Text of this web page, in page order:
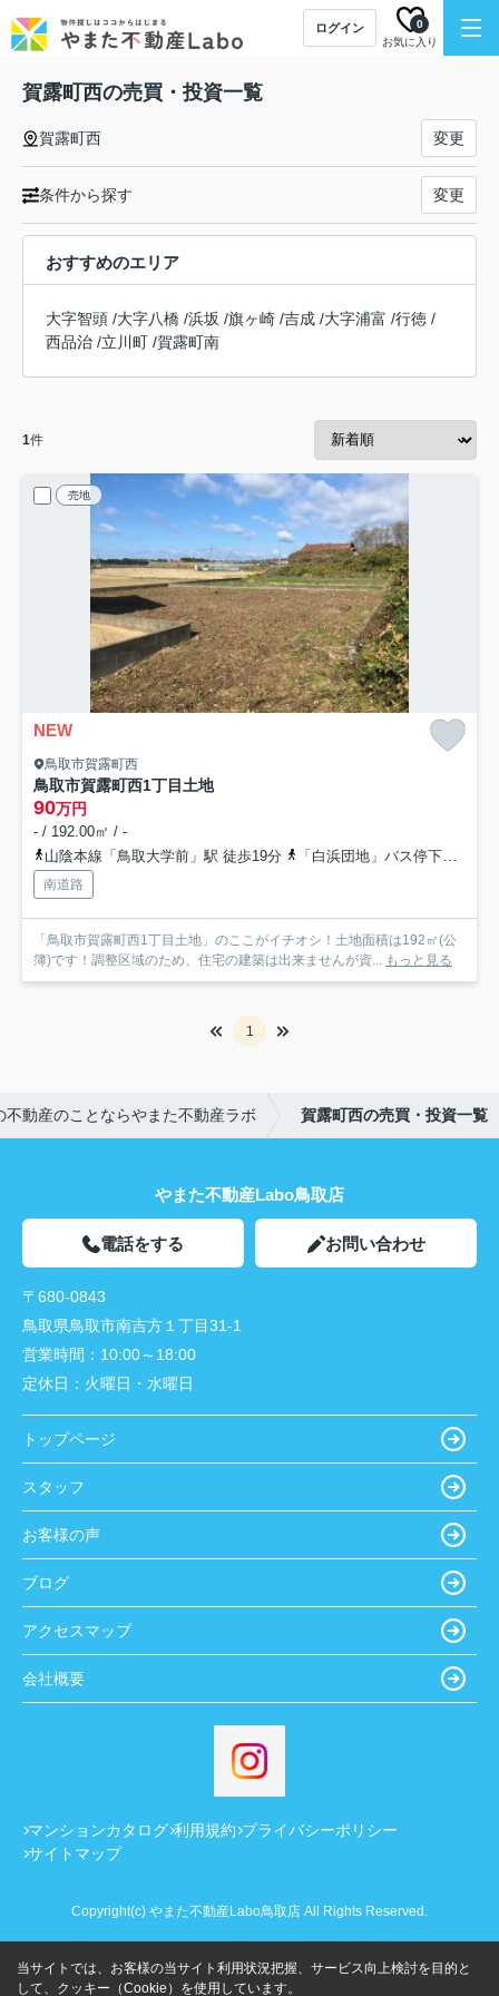
ログイン
お気に入り
0
賀露町西の売買・投資一覧
賀露町西 変更
条件から探す 変更
おすすめのエリア
大字智頭 /大字八橋 /浜坂 /旗ヶ崎 /吉成 /大字浦富 /行徳 /
西品治 /立川町 /賀露町南
1件
売地
NEW
鳥取市賀露町西
鳥取市賀露町西1丁目土地
90万円
- / 192.00㎡ / -
山陰本線「鳥取大学前」駅 徒歩19分
「白浜団地」バス停下車 徒歩3分
南道路
「鳥取市賀露町西1丁目土地」のここがイチオシ！土地面積は192㎡(公
簿)です！調整区域のため、住宅の建築は出来ませんが資... もっと見る
1
不動産のことならやまた不動産ラボ 賀露町西の売買・投資一覧
やまた不動産Labo鳥取店
電話をする お問い合わせ
〒680-0843
鳥取県鳥取市南吉方１丁目31-1
営業時間： 10:00～18:00
定休日： 火曜日・水曜日
トップページ
スタッフ
お客様の声
ブログ
アクセスマップ
会社概要
マンションカタログ 利用規約 プライバシーポリシー
サイトマップ
Copyright(c) やまた不動産Labo鳥取店 All Rights Reserved.
当サイトでは、お客様の当サイト利用状況把握、サービス向上検討を目的と
して、クッキー（Cookie）を使用しています。